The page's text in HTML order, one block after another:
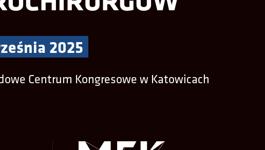
2025
Centrum Kongresowe w Katowicach